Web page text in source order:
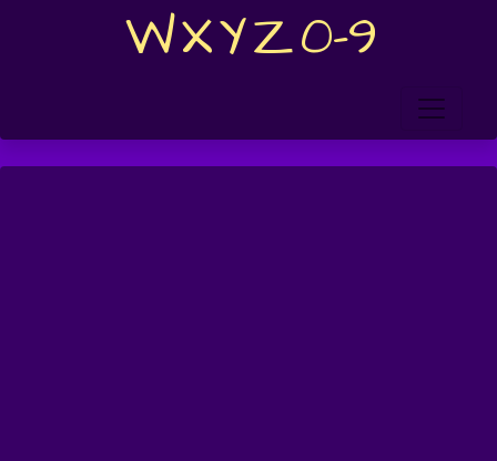
WXYZ0-9